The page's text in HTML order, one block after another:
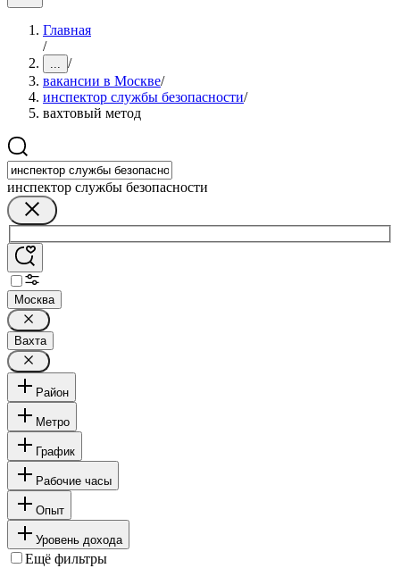
Главная
/
... /
вакансии в Москве/
инспектор службы безопасности/
вахтовый метод
инспектор службы безопасности
Москва
Вахта
Район
Метро
График
Рабочие часы
Опыт
Уровень дохода
Ещё фильтры